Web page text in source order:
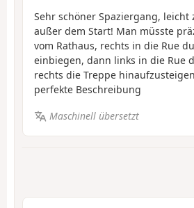
Sehr schöner Spaziergang, leicht
außer dem Start! Man müsste
vom Rathaus, rechts in die Rue
einbiegen, dann links in die Rue
rechts die Treppe
perfekte Beschreibung
Maschinell übersetzt